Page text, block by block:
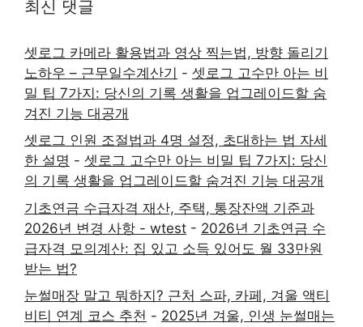
최신 댓글
셋로그 카메라 활용법과 영상 찍는법, 방향 돌리기
노하우 – 근무일수계산기 - 셋로그 고수만 아는 비
밀 팁 7가지: 당신의 기록 생활을 업그레이드할 숨
겨진 기능 대공개
셋로그 인원 조절법과 4명 설정, 초대하는 법 자세
한 설명 - 셋로그 고수만 아는 비밀 팁 7가지: 당신
의 기록 생활을 업그레이드할 숨겨진 기능 대공개
기초연금 수급자격 재산, 주택, 통장잔액 기준과
2026년 변경 사항 - wtest - 2026년 기초연금 수
급자격 모의계산: 집 있고 소득 있어도 월 33만원
받는 법?
눈썰매장 말고 뭐하지? 근처 스파, 카페, 겨울 액티
비티 연계 코스 추천 - 2025년 겨울, 인생 눈썰매는